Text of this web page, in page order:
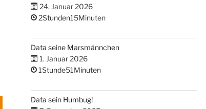
24. Januar 2026
2Stunden15Minuten
Data seine Marsmännchen
1. Januar 2026
1Stunde51Minuten
Data sein Humbug!